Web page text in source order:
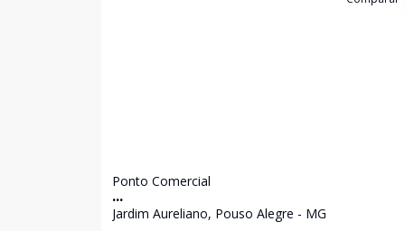
Ponto Comercial
...
Jardim Aureliano, Pouso Alegre - MG